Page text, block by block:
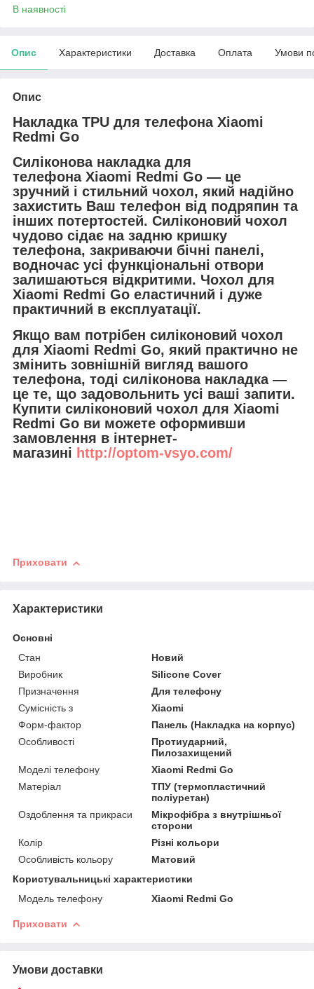
В наявності
Опис Характеристики Доставка Оплата Умови
Опис
Накладка TPU для телефона Xiaomi
Redmi Go
Силіконова накладка для
телефона Xiaomi Redmi Go — це
зручний і стильний чохол, який надійно
захистить Ваш телефон від подряпин та
інших потертостей. Силіконовий чохол
чудово сідає на задню кришку
телефона, закриваючи бічні панелі,
водночас усі функціональні отвори
залишаються відкритими. Чохол для
Xiaomi Redmi Go еластичний і дуже
практичний в експлуатації.
Якщо вам потрібен силіконовий чохол
для Xiaomi Redmi Go, який практично не
змінить зовнішній вигляд вашого
телефона, тоді силіконова накладка —
це те, що задовольнить усі ваші запити.
Купити силіконовий чохол для Xiaomi
Redmi Go ви можете оформивши
замовлення в інтернет-
магазині http://optom-vsyo.com/
Приховати
Характеристики
Основні
Стан
Новий
Виробник
Silicone Cover
Призначення
Для телефону
Сумісність з
Xiaomi
Форм-фактор
Панель (Накладка на корпус)
Особливості
Протиударний,
Пилозахищений
Моделі телефону
Xiaomi Redmi Go
Матеріал
ТПУ (термопластичний
поліуретан)
Оздоблення та прикраси
Мікрофібра з внутрішньої
сторони
Колір
Різні кольори
Особливість кольору
Матовий
Користувальницькі характеристики
Модель телефону
Xiaomi Redmi Go
Приховати
Умови доставки